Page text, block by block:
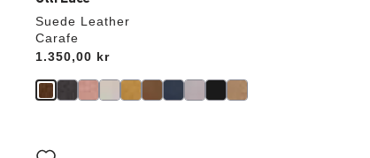
Suede Leather
Carafe
Price:
1.350,00 kr
Interaktion